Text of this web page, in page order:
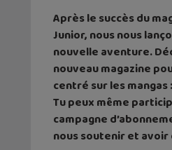
Après le succès du
Junior, nous nous
nouvelle aventure.
nouveau magazine
centré sur les mangas
Tu peux même
campagne
nous soutenir et avoir